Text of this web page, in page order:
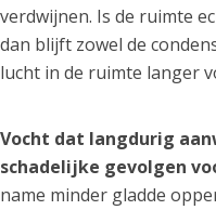
verdwijnen. Is de ruimte
dan blijft zowel de
lucht in de ruimte langer
Vocht dat langdurig
schadelijke gevolgen
name minder gladde